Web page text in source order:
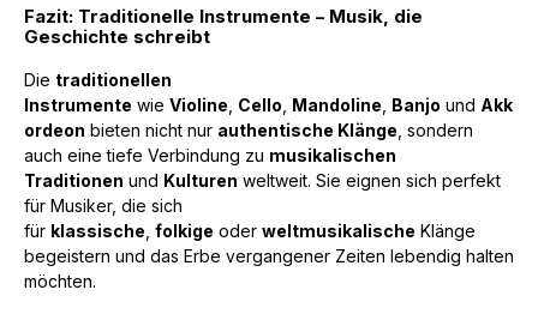
Fazit: Traditionelle Instrumente – Musik, die
Geschichte schreibt
Die traditionellen
Instrumente wie Violine Cello Mandoline Banjo und Akk
ordeon bieten nicht nur authentische Klänge , sondern
auch eine tiefe Verbindung zu musikalischen
Traditionen und Kulturen weltweit. Sie eignen sich perfekt
für Musiker, die sich
für klassische folkige oder weltmusikalische Klänge
begeistern und das Erbe vergangener Zeiten lebendig halten
möchten.